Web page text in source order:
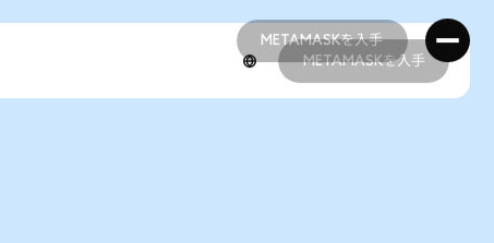
METAMASKを入手
METAMASKを入手
METAMASKを入手